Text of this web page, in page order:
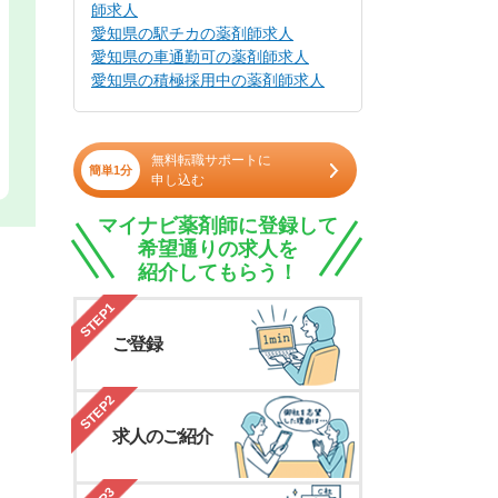
師求人
愛知県の駅チカの薬剤師求人
愛知県の車通勤可の薬剤師求人
愛知県の積極採用中の薬剤師求人
簡単1分
無料転職サポートに
申し込む
マイナビ薬剤師に登録して
希望通りの求人を
紹介してもらう！
STEP1
ご登録
STEP2
求人のご紹介